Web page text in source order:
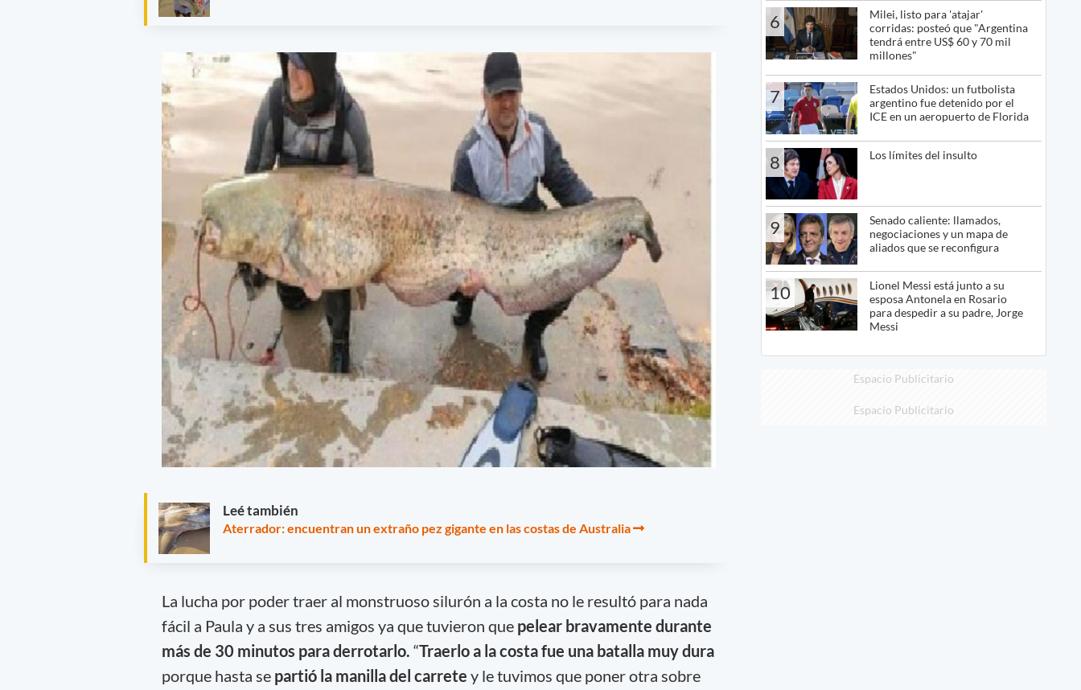
Leé también
Aterrador: encuentran un extraño pez gigante en las costas de Australia
La lucha por poder traer al monstruoso silurón a la costa no le resultó para nada
fácil a Paula y a sus tres amigos ya que tuvieron que pelear bravamente durante
más de 30 minutos para derrotarlo. “Traerlo a la costa fue una batalla muy dura
porque hasta se partió la manilla del carrete y le tuvimos que poner otra sobre
6
Milei, listo para 'atajar'
corridas: posteó que "Argentina
tendrá entre US$ 60 y 70 mil
millones"
7
Estados Unidos: un futbolista
argentino fue detenido por el
ICE en un aeropuerto de Florida
8 Los límites del insulto
9
Senado caliente: llamados,
negociaciones y un mapa de
aliados que se reconfigura
10
Lionel Messi está junto a su
esposa Antonela en Rosario
para despedir a su padre, Jorge
Messi
Espacio Publicitario
Espacio Publicitario